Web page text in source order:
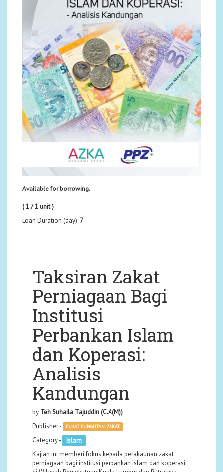
Available for borrowing.
( 1 / 1 unit )
Loan Duration (day): 7
Taksiran Zakat
Perniagaan Bagi
Institusi
Perbankan Islam
dan Koperasi:
Analisis
Kandungan
by Teh Suhaila Tajuddin (C.A(M))
Publisher -
PUSAT PUNGUTAN ZAKAT
Category -
Islam
Kajian ini memberi fokus kepada perakaunan zakat
perniagaan bagi institusi perbankan Islam dan koperasi